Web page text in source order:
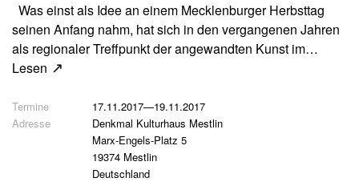
Was einst als Idee an einem Mecklenburger Herbsttag
seinen Anfang nahm, hat sich in den vergangenen Jahren
als regionaler Treffpunkt der angewandten Kunst im…
Lesen
17.11.2017—19.11.2017
Denkmal Kulturhaus Mestlin
Marx-Engels-Platz 5
19374 Mestlin
Deutschland